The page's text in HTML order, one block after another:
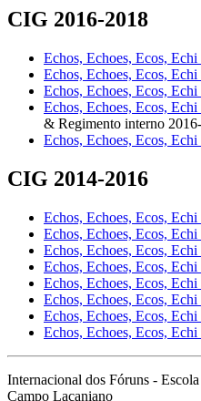
CIG 2016-2018
Echos, Echoes, Ecos, Echi
Echos, Echoes, Ecos, Echi
Echos, Echoes, Ecos, Echi
Echos, Echoes, Ecos, Echi
& Regimento interno
Echos, Echoes, Ecos, Echi
CIG 2014-2016
Echos, Echoes, Ecos, Echi
Echos, Echoes, Ecos, Echi
Echos, Echoes, Ecos, Echi
Echos, Echoes, Ecos, Echi
Echos, Echoes, Ecos, Echi
Echos, Echoes, Ecos, Echi
Echos, Echoes, Ecos, Echi
Echos, Echoes, Ecos, Echi
Internacional dos Fóruns -
Campo Lacaniano